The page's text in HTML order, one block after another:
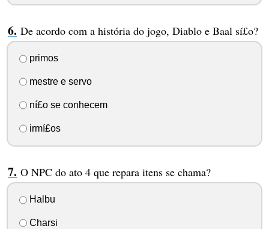
De acordo com a história do jogo, Diablo e Baal sí£o?
primos
mestre e servo
ní£o se conhecem
irmí£os
O NPC do ato 4 que repara itens se chama?
Halbu
Charsi